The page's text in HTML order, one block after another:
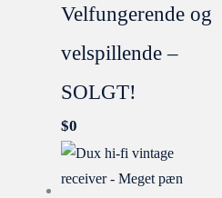
Velfungerende og
velspillende –
SOLGT!
$0